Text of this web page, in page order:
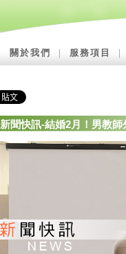
關於我們 服務項目
新聞快訊-結婚2月！男教